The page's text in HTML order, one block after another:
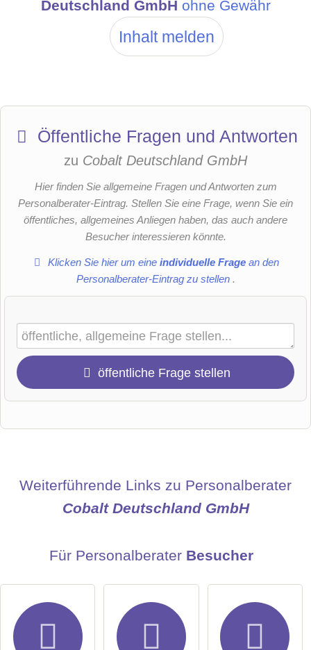
Deutschland GmbH ohne Gewähr
Inhalt melden
Öffentliche Fragen und Antworten
zu Cobalt Deutschland GmbH
Hier finden Sie allgemeine Fragen und Antworten zum
Personalberater-Eintrag. Stellen Sie eine Frage, wenn Sie ein
öffentliches, allgemeines Anliegen haben, das auch andere
Besucher interessieren könnte.
Klicken Sie hier um eineindividuelle Frage an den
Personalberater-Eintrag zu stellen .
öffentliche Frage stellen
Name
Weiterführende Links zu Personalberater
Cobalt Deutschland GmbH
Für Personalberater Besucher